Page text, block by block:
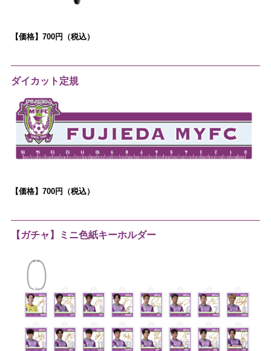
【価格】700円（税込）
ダイカット定規
【価格】700円（税込）
【ガチャ】ミニ色紙キーホルダー